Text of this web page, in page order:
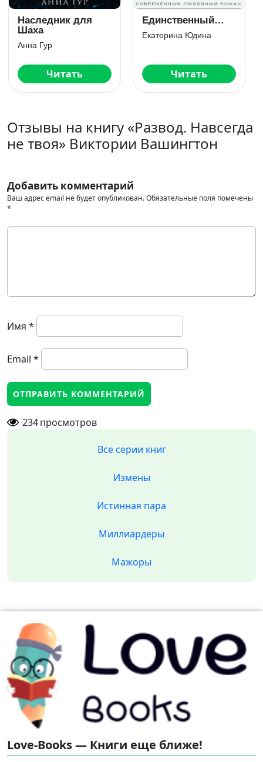
Неверный
Тала Тоцка
Читать
Парень моей
подруги
Читать
Отзывы на книгу «Развод. Навсегда
не твоя» Виктории Вашингтон
Добавить комментарий
Ваш адрес email не будет опубликован.Обязательные поля помечены
*
Имя *
Email *
234просмотров
Все серии книг
Измены
Истинная пара
Миллиардеры
Мажоры
Love-Books — Книги еще ближе!